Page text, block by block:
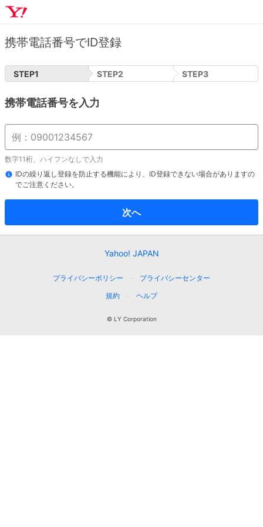
携帯電話番号でID登録
STEP1 STEP2 STEP3
携帯電話番号を入力
数字11桁、ハイフンなしで入力
IDの繰り返し登録を防止する機能により、ID登録できない場合がありますの
でご注意ください。
次へ
Yahoo! JAPAN
プライバシーポリシー
プライバシーセンター
規約
ヘルプ
© LY Corporation